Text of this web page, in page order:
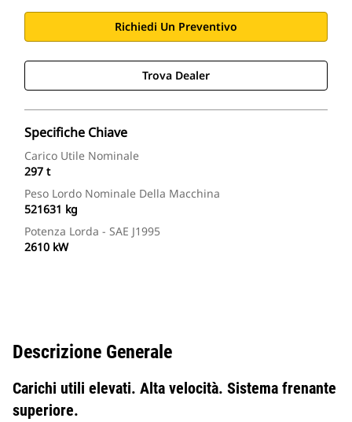
Richiedi Un Preventivo
Trova Dealer
Specifiche Chiave
Carico Utile Nominale
297 t
Peso Lordo Nominale Della Macchina
521631 kg
Potenza Lorda - SAE J1995
2610 kW
Descrizione Generale
Carichi utili elevati. Alta velocità. Sistema frenante
superiore.